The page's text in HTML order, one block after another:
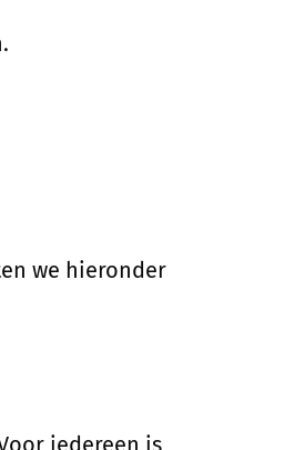
we hieronder
iedereen is